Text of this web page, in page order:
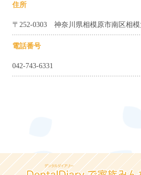
住所
〒252-0303 神奈川県相模原市南区相模
電話番号
042-743-6331